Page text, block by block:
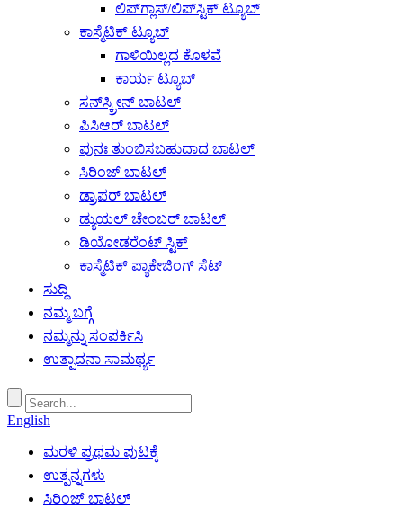
ಲಿಪ್‌ಗ್ಲಾಸ್/ಲಿಪ್‌ಸ್ಟಿಕ್ ಟ್ಯೂಬ್
ಕಾಸ್ಮೆಟಿಕ್ ಟ್ಯೂಬ್
ಗಾಳಿಯಿಲ್ಲದ ಕೊಳವೆ
ಕಾರ್ಯ ಟ್ಯೂಬ್
ಸನ್‌ಸ್ಕ್ರೀನ್ ಬಾಟಲ್
ಪಿಸಿಆರ್ ಬಾಟಲ್
ಪುನಃ ತುಂಬಿಸಬಹುದಾದ ಬಾಟಲ್
ಸಿರಿಂಜ್ ಬಾಟಲ್
ಡ್ರಾಪರ್ ಬಾಟಲ್
ಡ್ಯುಯಲ್ ಚೇಂಬರ್ ಬಾಟಲ್
ಡಿಯೋಡರೆಂಟ್ ಸ್ಟಿಕ್
ಕಾಸ್ಮೆಟಿಕ್ ಪ್ಯಾಕೇಜಿಂಗ್ ಸೆಟ್
ಸುದ್ದಿ
ನಮ್ಮ ಬಗ್ಗೆ
ನಮ್ಮನ್ನು ಸಂಪರ್ಕಿಸಿ
ಉತ್ಪಾದನಾ ಸಾಮರ್ಥ್ಯ
English
ಮರಳಿ ಪ್ರಥಮ ಪುಟಕ್ಕೆ
ಉತ್ಪನ್ನಗಳು
ಸಿರಿಂಜ್ ಬಾಟಲ್